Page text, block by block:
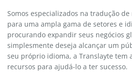
Somos especializados na tradução
para uma ampla gama de setores e
procurando expandir seus negócios
simplesmente deseja alcançar um
seu próprio idioma, a Translayte tem
recursos para ajudá-lo a ter sucesso.